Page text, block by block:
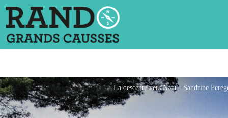
La descente vers Nant - Sandrine